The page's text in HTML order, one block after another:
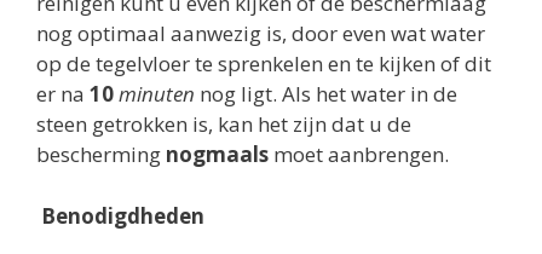
nog optimaal aanwezig is, door even wat water
op de tegelvloer te sprenkelen en te kijken of dit
er na 10minuten nog ligt. Als het water in de
steen getrokken is, kan het zijn dat u de
bescherming nogmaals moet aanbrengen.
Benodigdheden